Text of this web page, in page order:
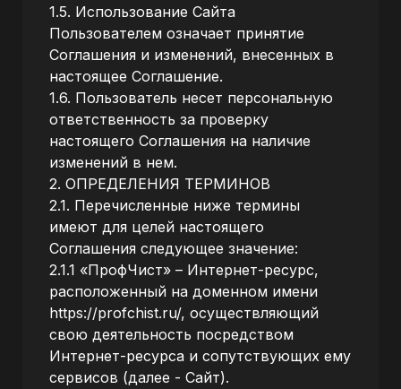
1.5. Использование Сайта
Пользователем означает принятие
Соглашения и изменений, внесенных в
настоящее Соглашение.
1.6. Пользователь несет персональную
ответственность за проверку
настоящего Соглашения на наличие
изменений в нем.
2. ОПРЕДЕЛЕНИЯ ТЕРМИНОВ
2.1. Перечисленные ниже термины
имеют для целей настоящего
Соглашения следующее значение:
2.1.1 «ПрофЧист» – Интернет-ресурс,
расположенный на доменном имени
https://profchist.ru/, осуществляющий
свою деятельность посредством
Интернет-ресурса и сопутствующих ему
сервисов (далее - Сайт).